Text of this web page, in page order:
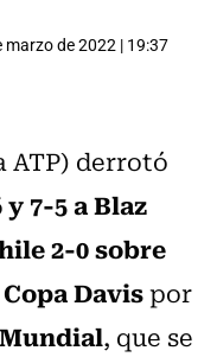
marzo de 2022 | 19:37
ATP) derrotó
y 7-5 a Blaz
2-0 sobre
Copa Davispor
, que se